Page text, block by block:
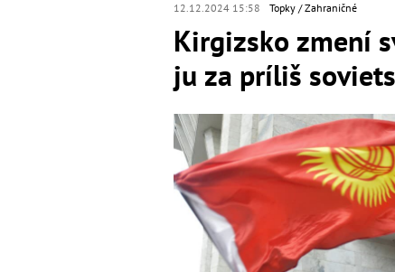
12.12.2024 15:58 Topky Zahraničné
Kirgizsko zmení
ju za príliš